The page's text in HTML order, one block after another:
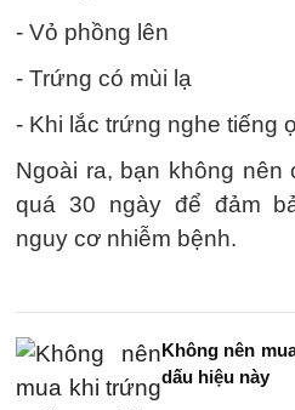
- Vỏ phồng lên
- Trứng có mùi lạ
- Khi lắc trứng nghe tiếng
Ngoài ra, bạn không nên
quá 30 ngày để đảm
nguy cơ nhiễm bệnh.
Không nên
dấu hiệu này